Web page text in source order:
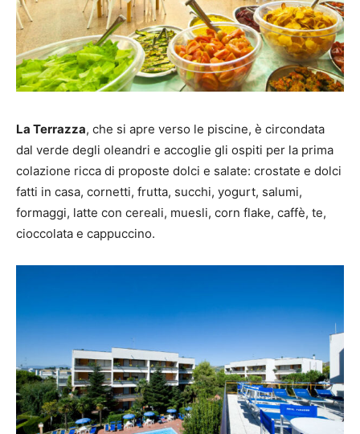
La Terrazza, che si apre verso le piscine, è circondata
dal verde degli oleandri e accoglie gli ospiti per la prima
colazione ricca di proposte dolci e salate: crostate e dolci
fatti in casa, cornetti, frutta, succhi, yogurt, salumi,
formaggi, latte con cereali, muesli, corn flake, caffè, te,
cioccolata e cappuccino.